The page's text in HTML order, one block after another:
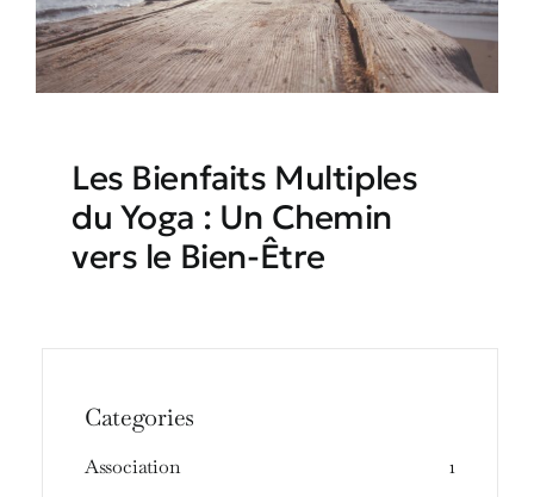
Les Bienfaits Multiples
du Yoga : Un Chemin
vers le Bien-Être
Categories
Association 1